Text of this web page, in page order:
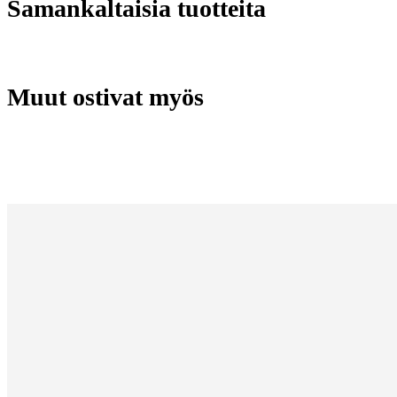
Samankaltaisia tuotteita
Muut ostivat myös